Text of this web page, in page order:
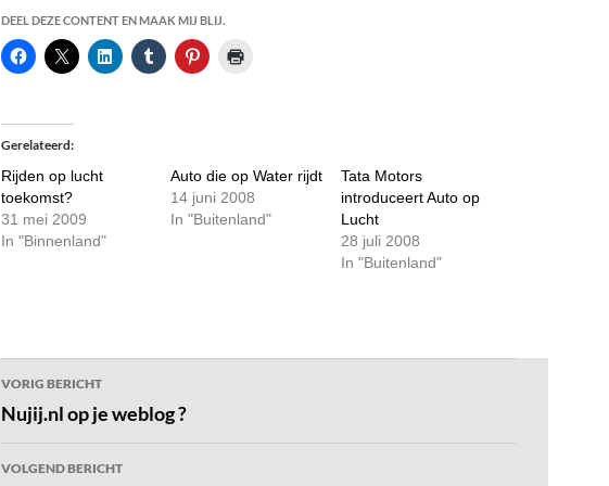
DEEL DEZE CONTENT EN MAAK MIJ BLIJ.
Gerelateerd
Rijden op lucht
toekomst?
31 mei 2009
In "Binnenland"
Auto die op Water rijdt
14 juni 2008
In "Buitenland"
Tata Motors
introduceert Auto op
Lucht
28 juli 2008
In "Buitenland"
Bericht
navigatie
VORIG BERICHT
Nujij.nl op je weblog ?
VOLGEND BERICHT